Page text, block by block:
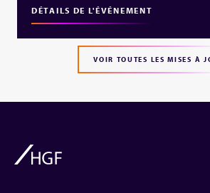
DÉTAILS DE L'ÉVÉNEMENT
VOIR TOUTES LES MISES À